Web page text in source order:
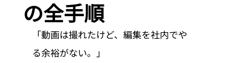
の全手順
「動画は撮れたけど、編集を社内でや
る余裕がない。」